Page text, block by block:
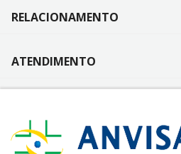
RELACIONAMENTO
ATENDIMENTO